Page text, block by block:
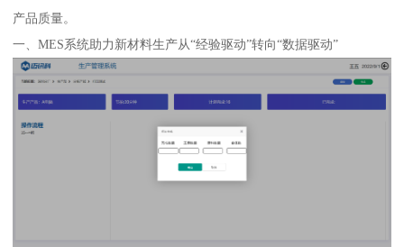
产品质量。
一、MES系统助力新材料生产从“经验驱动”转向“数据驱动”